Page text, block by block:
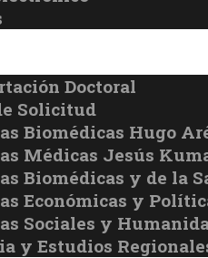
Doctoral
Solicitud
Biomédicas Hugo
Médicas Jesús
Biomédicas y de la
Económicas y
Sociales y
y Estudios